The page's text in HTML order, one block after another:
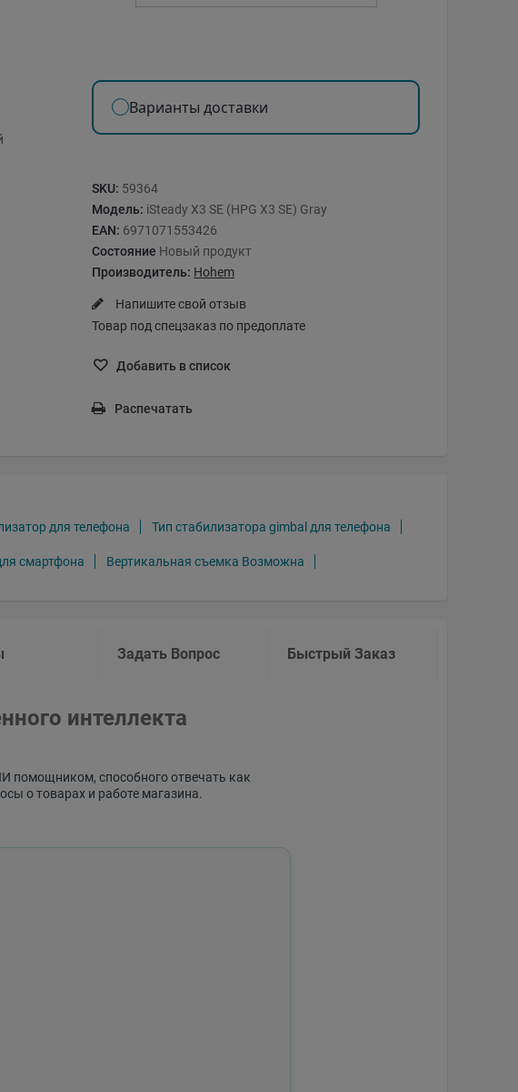
Варианты доставки
SKU: 59364
Модель: iSteady X3 SE (HPG X3 SE) Gray
EAN: 6971071553426
Состояние Новый продукт
Производитель: Hohem
Напишите свой отзыв
Товар под спецзаказ по предоплате
Добавить в список
Распечатать
для телефона Тип стабилизатора gimbal для телефона
смартфона Вертикальная съемка Возможна
Задать Вопрос Быстрый Заказ
интеллекта
помощником, способного отвечать как
о товарах и работе магазина.